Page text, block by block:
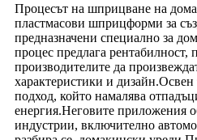
Процесът на шприцване на
пластмасови шприцформи за
предназначени специално за
процес предлага рентабилност,
производителите да
характеристики и дизайн.Освен
подход, който намалява
енергия.Неговите приложения
индустрии, включително